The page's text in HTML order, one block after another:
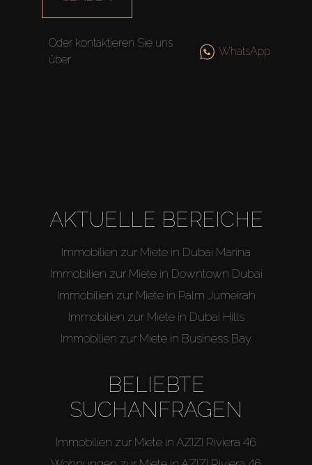
Oder kontaktieren Sie uns
über
WhatsApp
AKTUELLE BEREICHE
Immobilien zur Miete in Dubai Marina
Immobilien zur Miete in Downtown Dubai
Immobilien zur Miete in Palm Jumeirah
Immobilien zur Miete in Dubai Hills
Immobilien zur Miete in Business Bay
BELIEBTE
SUCHANFRAGEN
Immobilien zur Miete in AZIZI Riviera 46